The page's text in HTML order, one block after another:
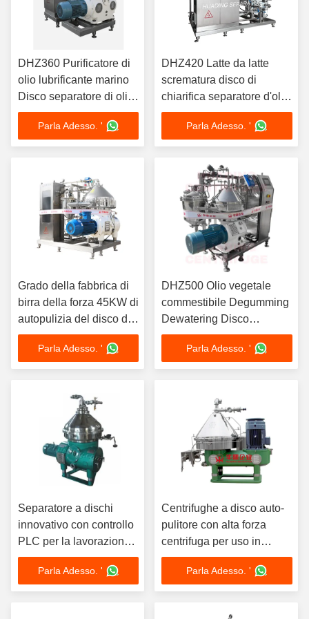
DHZ360 Purificatore di
olio lubrificante marino
Disco separatore di olio
auto-pulizia continua
conformità IMO 15KW
Parla Adesso. '
DHZ420 Latte da latte
scrematura disco di
chiarifica separatore d'olio
Design ermetico CIP
compatibile 22KW per uso
alimentare
Parla Adesso. '
Grado della fabbrica di
birra della forza 45KW di
autopulizia del disco di
chiarimento del lievito di
birra DHZ550 alto G
Parla Adesso. '
DHZ500 Olio vegetale
commestibile Degumming
Dewatering Disco
Separatore di olio Auto
Desludging 30KW olio di
soia e arachidi
Parla Adesso. '
Separatore a dischi
innovativo con controllo
PLC per la lavorazione
della birra, capacità
100L~10000L e
garanzia di 5 anni
Parla Adesso. '
Centrifughe a disco auto-
pulitore con alta forza
centrifuga per uso in
fabbrica
Parla Adesso. '